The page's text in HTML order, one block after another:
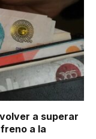
a superar
a la